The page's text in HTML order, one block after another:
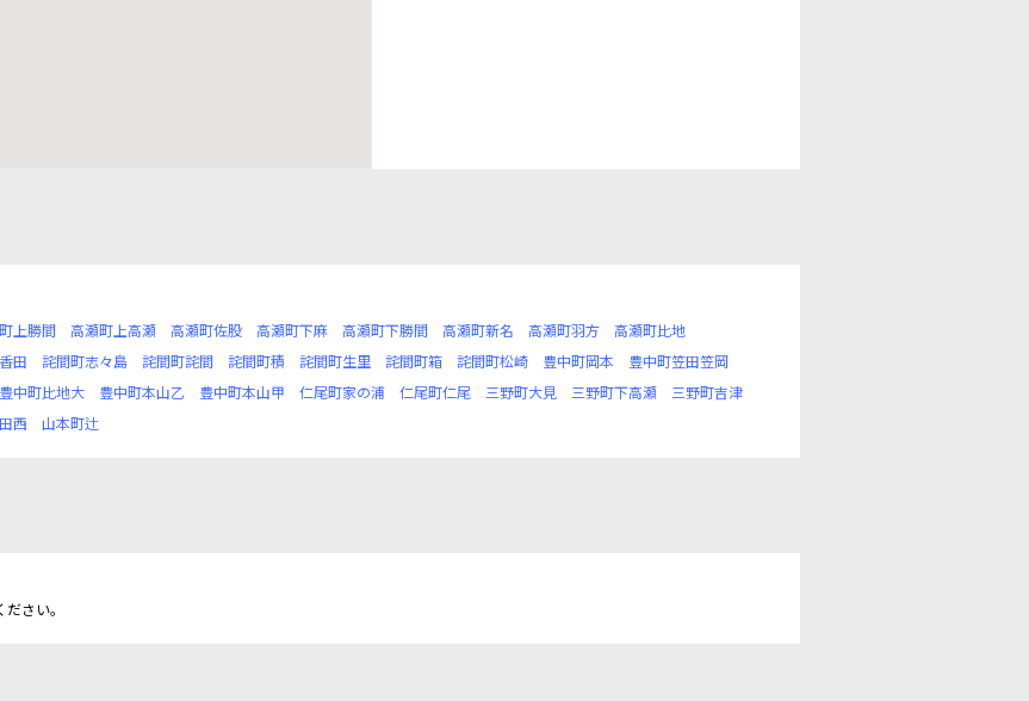
上勝間 高瀬町上高瀬 高瀬町佐股 高瀬町下麻 高瀬町下勝間 高瀬町新名 高瀬町羽方
高瀬町比地
田 詫間町志々島 詫間町詫間 詫間町積 詫間町生里 詫間町箱 詫間町松崎 豊中町岡本
豊中町笠田笠岡
豊中町比地大 豊中町本山乙 豊中町本山甲 仁尾町家の浦 仁尾町仁尾 三野町大見 三野町下高瀬
三野町吉津
西 山本町辻
さい。